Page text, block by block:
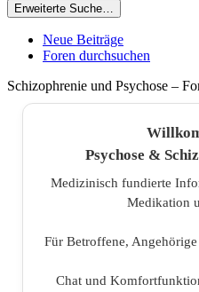
Erweiterte Suche…
Neue Beiträge
Foren durchsuchen
Schizophrenie und Psychose –
Psychose &
Medizinisch fundierte
Medikation
Für Betroffene,
Chat und